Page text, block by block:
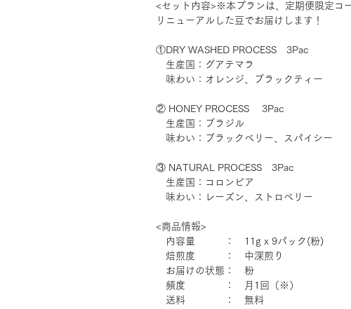
<セット内容>※本プランは、定期便限定コ
リニューアルした豆でお届けします！
①DRY WASHED PROCESS 3Pac
生産国：グアテマラ
味わい：オレンジ、ブラックティー
② HONEY PROCESS 3Pac
生産国：ブラジル
味わい：ブラックベリー、スパイシー
③ NATURAL PROCESS 3Pac
生産国：コロンビア
味わい：レーズン、ストロベリー
<商品情報>
内容量 ： 11g x 9パック(粉)
焙煎度 ： 中深煎り
お届けの状態： 粉
頻度 ： 月1回（※）
送料 ： 無料